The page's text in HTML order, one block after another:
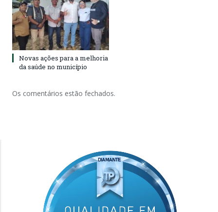
Novas ações para a melhoria
da saúde no município
Os comentários estão fechados.